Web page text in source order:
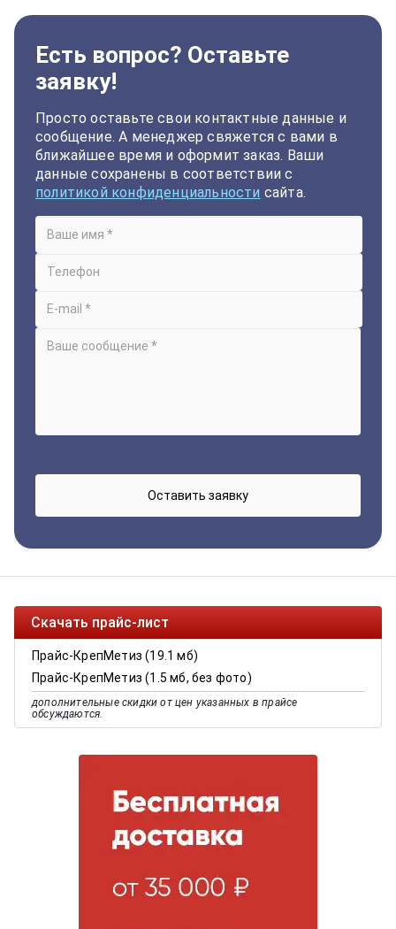
Есть вопрос? Оставьте
заявку!
Просто оставьте свои контактные данные и
сообщение. А менеджер свяжется с вами в
ближайшее время и оформит заказ. Ваши
данные сохранены в соответствии с
политикой конфиденциальности сайта.
Скачать прайс-лист
Прайс-КрепМетиз (19.1 мб)
Прайс-КрепМетиз (1.5 мб, без фото)
дополнительные скидки от цен указанных в прайсе
обсуждаются.